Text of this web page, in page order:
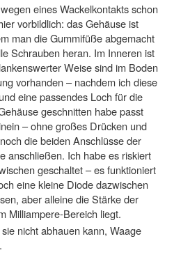
eines Wackelkontakts schon
vorbildlich: das Gehäuse ist
man die Gummifüße abgemacht
Schrauben heran. Im Inneren ist
Weise sind im Boden
vorhanden – nachdem ich diese
eine passendes Loch für die
geschnitten habe passt
– ohne großes Drücken und
die beiden Anschlüsse der
anschließen. Ich habe es riskiert
geschaltet – es funktioniert
eine kleine Diode dazwischen
aber alleine die Stärke der
Milliampere-Bereich liegt.
nicht abhauen kann, Waage